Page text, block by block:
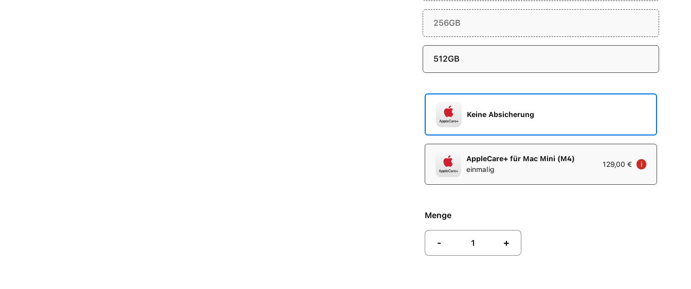
256GB
512GB
Keine Absicherung
AppleCare+ für Mac Mini (M4)
einmalig
129,00 € i
Menge
- +